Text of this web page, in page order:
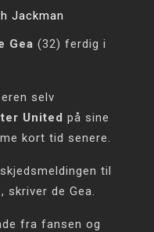
Jackman
Gea (32) ferdig i
selv
United på sine
kort tid senere.
til
skriver de Gea.
fra fansen og